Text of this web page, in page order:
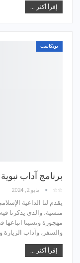
إقرأ أكثر ...
بودكاست
برنامج آداب
☆☆ مايو 2, 2024
يقدم لنا الداعية
منسية، والذي يذكرنا
مهجورة ونسينا اتباعها
والسفر، وآداب الزيارة
إقرأ أكثر ...